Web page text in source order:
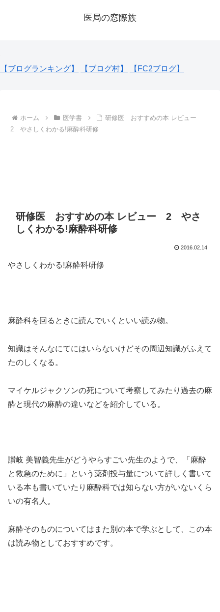
医局の窓際族
【ブログランキング】 【ブログ村】 【FC2ブログ】
ホーム 医学書
研修医 おすすめの本 レビュー
2 やさしくわかる!麻酔科研修
研修医 おすすめの本 レビュー 2 やさ
しくわかる!麻酔科研修
2016.02.14
やさしくわかる!麻酔科研修
麻酔科を回るときに読んでいくといい読み物。
知識はそんなにてにはいらないけどその周辺知識がふえて
たのしくなる。
マイケルジャクソンの死について考察してみたり過去の麻
酔と現代の麻酔の違いなどを紹介している。
讃岐 美智義先生がどうやらすごい先生のようで、「麻酔
と救急のために」という薬剤投与量について詳しく書いて
いる本も書いていたり麻酔科では知らない方がいないくら
いの有名人。
麻酔そのものについてはまた別の本で学ぶとして、この本
は読み物としておすすめです。